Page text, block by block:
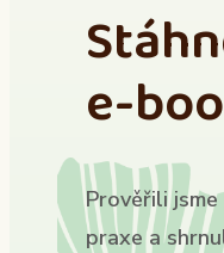
e-
Prověřili
praxe a